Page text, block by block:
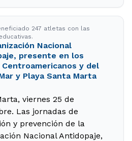
247 atletas con las
Nacional
presente en los
y del
y Playa Santa Marta
viernes 25 de
Las jornadas de
y prevención de la
Nacional Antidopaje,